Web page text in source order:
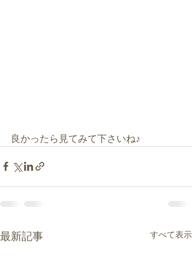
良かったら見てみて下さいね♪
最新記事 すべて表示